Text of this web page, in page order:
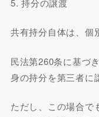
共有持分自体は、個
民法第260条に基づ
身の持分を第三者に
ただし、この場合で